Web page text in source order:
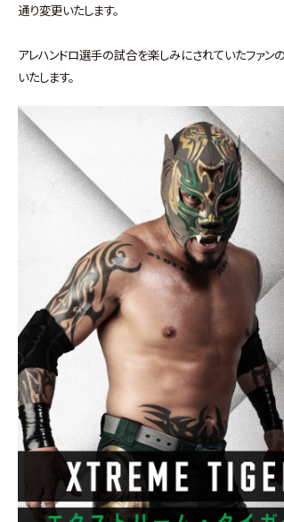
通り変更いたします。
アレハンドロ選手の試合を楽しみにされていたファン
いたします。